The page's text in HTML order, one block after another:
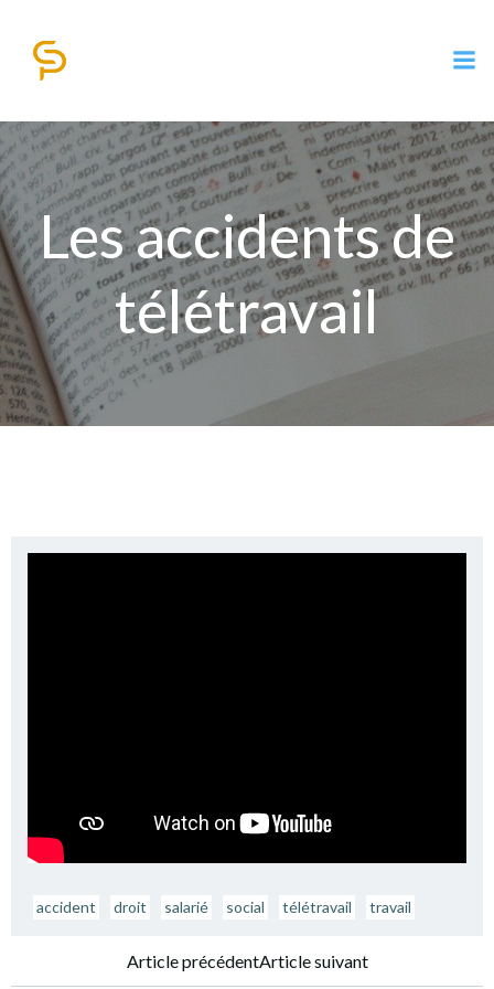
Les accidents de
télétravail
accident droit salarié social télétravail travail
Navigation
Article précédentNavigation
Article suivant